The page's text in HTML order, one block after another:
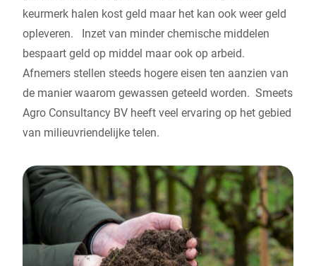
keurmerk halen kost geld maar het kan ook weer geld
opleveren. Inzet van minder chemische middelen
bespaart geld op middel maar ook op arbeid.
Afnemers stellen steeds hogere eisen ten aanzien van
de manier waarom gewassen geteeld worden. Smeets
Agro Consultancy BV heeft veel ervaring op het gebied
van milieuvriendelijke telen.